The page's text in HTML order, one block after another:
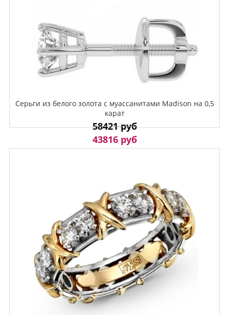
Серьги из белого золота с муассанитами Madison на 0,5
карат
58421 руб
43816 руб